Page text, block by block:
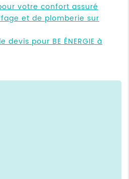
votre confort assuré
et de plomberie sur
pour BE ÉNERGIE à